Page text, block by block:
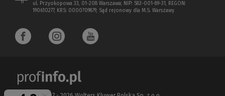
ul. Przyokopowa 33, 01-208 Warszawa; NIP: 583-001-89-31, REGON:
190610277, KRS: 0000709879, Sąd rejonowy dla M.S. Warszawy